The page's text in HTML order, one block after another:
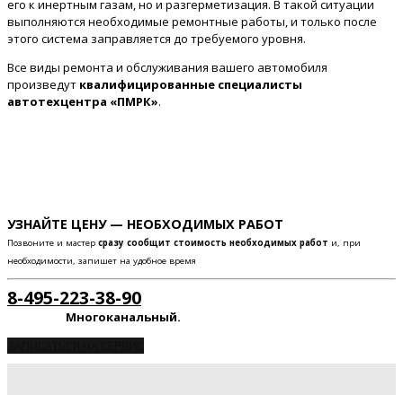
его к инертным газам, но и разгерметизация. В такой ситуации
выполняются необходимые ремонтные работы, и только после
этого система заправляется до требуемого уровня.
Все виды ремонта и обслуживания вашего автомобиля
произведут квалифицированные специалисты
автотехцентра «ПМРК».
УЗНАЙТЕ ЦЕНУ — НЕОБХОДИМЫХ РАБОТ
Позвоните и мастер сразу сообщит стоимость необходимых работ и, при
необходимости, запишет на удобное время
8-495-223-38-90
Многоканальный.